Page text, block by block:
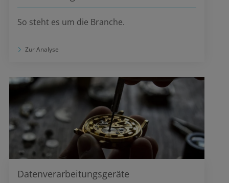
So steht es um die Branche.
Zur Analyse
Datenverarbeitungsgeräte